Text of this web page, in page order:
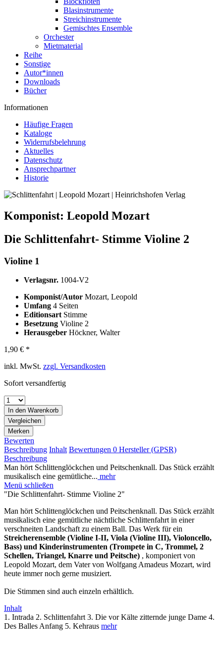
Blasinstrumente
Streichinstrumente
Gemischtes Ensemble
Orchester
Mietmaterial
Reihe
Sonstige
Autor*innen
Downloads
Bücher
Informationen
Häufige Fragen
Kataloge
Widerrufsbelehrung
Aktuelles
Datenschutz
Ansprechpartner
Historie
Komponist: Leopold Mozart
Die Schlittenfahrt- Stimme Violine 2
Violine 1
Verlagsnr. 1004-V2
Komponist/Autor Mozart, Leopold
Umfang 4 Seiten
Editionsart Stimme
Besetzung Violine 2
Herausgeber Höckner, Walter
1,90 € *
inkl. MwSt. zzgl. Versandkosten
Sofort versandfertig
In den Warenkorb
Vergleichen
Merken
Bewerten
Beschreibung Inhalt Bewertungen 0 Hersteller (GPSR)
Beschreibung
Man hört Schlittenglöckchen und Peitschenknall. Das Stück erzählt
musikalisch eine gemütliche... mehr
Menü schließen
"Die Schlittenfahrt- Stimme Violine 2"
Man hört Schlittenglöckchen und Peitschenknall. Das Stück erzählt
musikalisch eine gemütliche nächtliche Schlittenfahrt in einer
verschneiten Landschaft zu einem Ball. Das Werk für ein
Streicherensemble (Violine I-II, Viola (Violine III), Violoncello,
Bass) und Kinderinstrumenten (Trompete in C, Trommel, 2
Schellen, Triangel, Knarre und Peitsche) , komponiert von
Leopold Mozart, dem Vater von Wolfgang Amadeus Mozart, wird
heute immer noch gerne musiziert.
Die Stimmen sind auch einzeln erhältlich.
Inhalt
1. Intrada 2. Schlittenfahrt 3. Die vor Kälte zitternde junge Dame 4.
Des Balles Anfang 5. Kehraus mehr